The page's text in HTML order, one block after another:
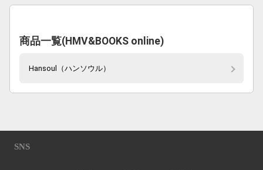
商品一覧(HMV&BOOKS online)
Hansoul（ハンソウル）
SNS